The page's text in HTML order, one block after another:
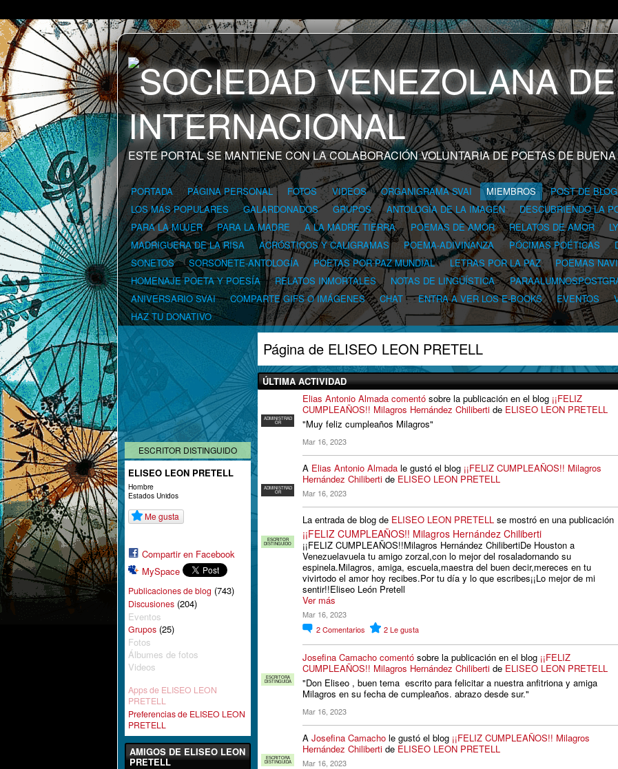
ESTE PORTAL SE MANTIENE CON LA COLABORACIÓN VOLUNTARIA DE POETAS DE
PORTADA PÁGINA PERSONAL FOTOS VIDEOS ORGANIGRAMA SVAI MIEMBROS POST DE
LOS MÁS POPULARES
GALARDONADOS GRUPOS ANTOLOGÍA DE LA IMAGEN DESCUBRIENDO LA
PARA LA MUJER
PARA LA MADRE A LA MADRE TIERRA POEMAS DE AMOR RELATOS DE AMOR
MADRIGUERA DE LA RISA
ACRÓSTICOS Y CALIGRAMAS POEMA-ADIVINANZA PÓCIMAS POÉTICAS
SONETOS
SORSONETE-ANTOLOGÍA POETAS POR PAZ MUNDIAL LETRAS POR LA PAZ POEMAS
HOMENAJE POETA Y POESÍA
RELATOS INMORTALES NOTAS DE LINGÜÍSTICA
ANIVERSARIO SVAI
COMPARTE GIFS O IMÁGENES CHAT ENTRA A VER LOS E-BOOKS EVENTOS
HAZ TU DONATIVO
ESCRITOR DISTINGUIDO
ELISEO LEON PRETELL
Hombre
Estados Unidos
Me gusta
Compartir en Facebook
MySpace
Publicaciones de blog (743)
Discusiones (204)
Eventos
Grupos (25)
Fotos
Álbumes de fotos
Videos
Apps de ELISEO LEON
PRETELL
Preferencias de ELISEO LEON
PRETELL
AMIGOS DE ELISEO LEON
PRETELL
Página de ELISEO LEON PRETELL
ÚLTIMA ACTIVIDAD
ADMINISTRAD
OR
Elias Antonio Almada comentó sobre la publicación en el blog ¡¡FELIZ
CUMPLEAÑOS!! Milagros Hernández Chiliberti de ELISEO LEON PRETELL
"Muy feliz cumpleaños Milagros"
Mar 16, 2023
ADMINISTRAD
OR
A Elias Antonio Almada le gustó el blog ¡¡FELIZ CUMPLEAÑOS!! Milagros
Hernández Chiliberti de ELISEO LEON PRETELL
Mar 16, 2023
ESCRITOR
DISTINGUIDO
La entrada de blog de ELISEO LEON PRETELL se mostró en una publicación
¡¡FELIZ CUMPLEAÑOS!! Milagros Hernández Chiliberti
¡¡FELIZ CUMPLEAÑOS!!Milagros Hernández ChilibertiDe Houston a
Venezuelavuela tu amigo zorzal,con lo mejor del rosaladornando su
espinela.Milagros, amiga, escuela,maestra del buen decir,mereces en tu
vivirtodo el amor hoy recibes.Por tu día y lo que escribes¡¡Lo mejor de mi
sentir!!Eliseo León Pretell
Ver más
Mar 16, 2023
2Comentarios 2Le gusta
ESCRITORA
DISTINGUIDA
Josefina Camacho comentó sobre la publicación en el blog ¡¡FELIZ
CUMPLEAÑOS!! Milagros Hernández Chiliberti de ELISEO LEON PRETELL
"Don Eliseo , buen tema escrito para felicitar a nuestra anfitriona y amiga
Milagros en su fecha de cumpleaños. abrazo desde sur."
Mar 16, 2023
ESCRITORA
DISTINGUIDA
A Josefina Camacho le gustó el blog ¡¡FELIZ CUMPLEAÑOS!! Milagros
Hernández Chiliberti de ELISEO LEON PRETELL
Mar 16, 2023